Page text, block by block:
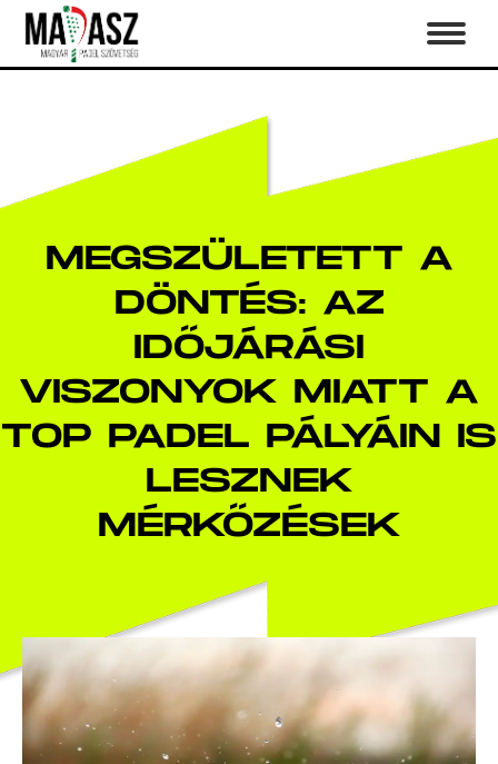
MEGSZÜLETETT A
DÖNTÉS: AZ
IDŐJÁRÁSI
VISZONYOK MIATT A
TOP PADEL PÁLYÁIN IS
LESZNEK
MÉRKŐZÉSEK